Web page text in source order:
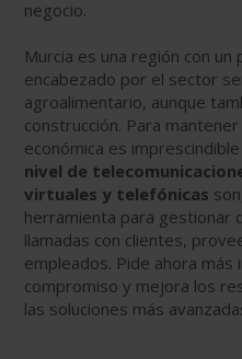
negocio.
Murcia es una región con
encabezado por el sector
agroalimentario, aunque
construcción. Para
económica es
nivel de
virtuales y telefónicas
herramienta para gestionar
llamadas con clientes,
empleados. Pide ahora más
compromiso y mejora los
las soluciones más